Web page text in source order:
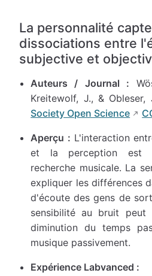
La personnalité
dissociations entre
subjective et
Auteurs / Journal :
Kreitewolf, J., & Obleser,
Society Open Science
Aperçu : L'interaction
et la perception est
recherche musicale. La
expliquer les différences
d'écoute des gens de
sensibilité au bruit peut
diminution du temps
musique passivement.
Expérience Labvanced :